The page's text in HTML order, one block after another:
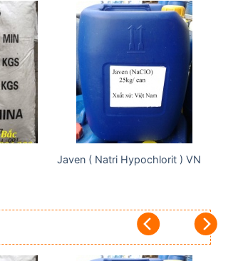
to
Add to
wishlist
Javen ( Natri Hypochlorit ) VN